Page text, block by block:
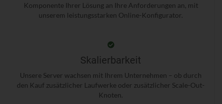
Komponente Ihrer Lösung an Ihre Anforderungen an, mit
unserem leistungsstarken Online-Konfigurator.
Skalierbarkeit
Unsere Server wachsen mit Ihrem Unternehmen – ob durch
den Kauf zusätzlicher Laufwerke oder zusätzlicher Scale-Out-
Knoten.